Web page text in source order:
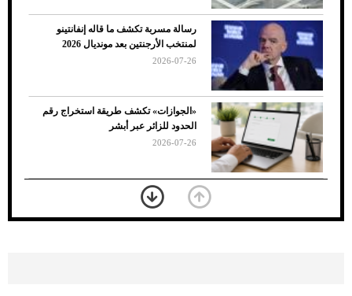
7 نصائح لاختيار لون البنطلون المناسب للقميص
الأسود
رسالة مسربة تكشف ما قاله إنفانتينو
لمنتخب الأرجنتين بعد مونديال 2026
2026-07-26
«الجوازات» تكشف طريقة استخراج رقم
الحدود للزائر عبر أبشر
2026-07-26
بعد 7 أشهر من تعرضه لحادث مروع.. جوشوا
يفوز على برينغا بـ"الضربة القاضية" (فيديو)
2026-07-26